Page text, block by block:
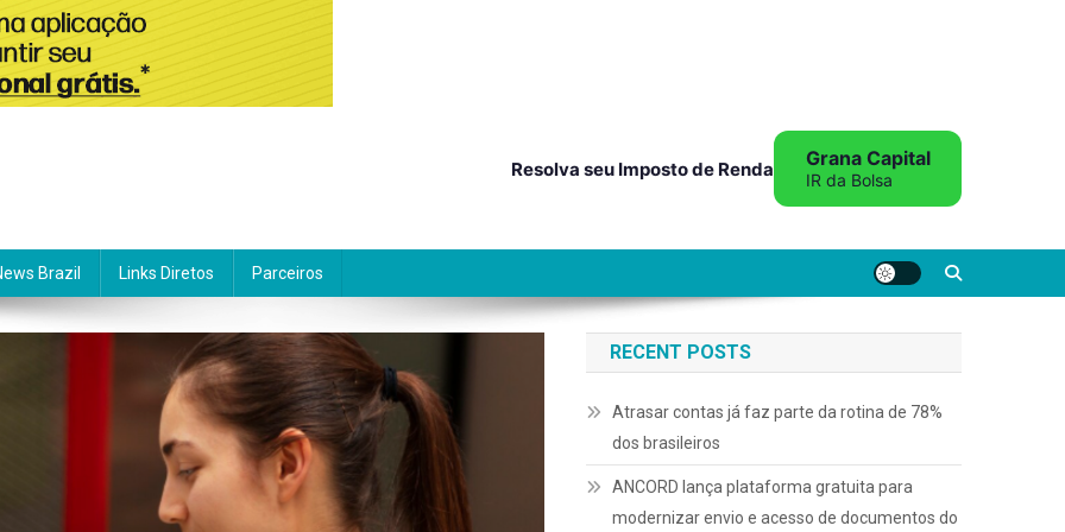
Resolva seu Imposto de Renda Grana Capital
IR da Bolsa
Brazil Links Diretos Parceiros
RECENT POSTS
Atrasar contas já faz parte da rotina de 78%
dos brasileiros
ANCORD lança plataforma gratuita para
modernizar envio e acesso de documentos do